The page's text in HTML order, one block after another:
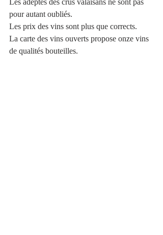
Les adeptes des crus valaisans ne sont pas
pour autant oubliés.
Les prix des vins sont plus que corrects.
La carte des vins ouverts propose onze vins
de qualités bouteilles.